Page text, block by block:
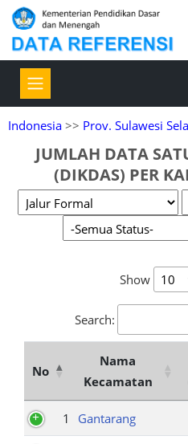
Indonesia >> Prov. Sulawesi
JUMLAH DATA
(DIKDAS) PER
Show
Search:
No
Nama
Kecamatan
1 Gantarang